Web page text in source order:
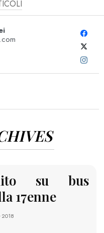
su bus
17enne
2018